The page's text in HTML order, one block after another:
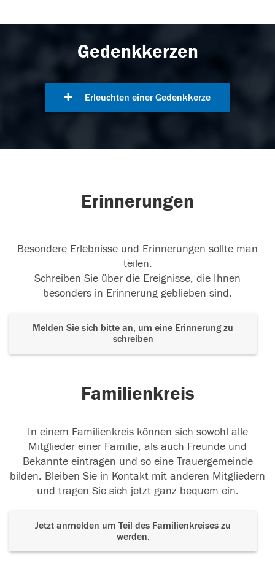
Gedenkkerzen
Erleuchten einer Gedenkkerze
Erinnerungen
Besondere Erlebnisse und Erinnerungen sollte man
teilen.
Schreiben Sie über die Ereignisse, die Ihnen
besonders in Erinnerung geblieben sind.
Melden Sie sich bitte an, um eine Erinnerung zu
schreiben
Familienkreis
In einem Familienkreis können sich sowohl alle
Mitglieder einer Familie, als auch Freunde und
Bekannte eintragen und so eine Trauergemeinde
bilden. Bleiben Sie in Kontakt mit anderen Mitgliedern
und tragen Sie sich jetzt ganz bequem ein.
Jetzt anmelden um Teil des Familienkreises zu
werden.